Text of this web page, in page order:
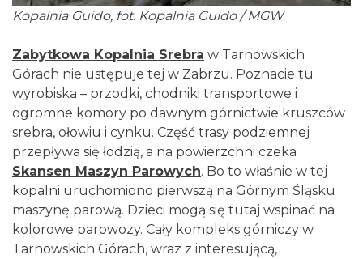
Kopalnia Guido, fot. Kopalnia Guido / MGW
Zabytkowa Kopalnia Srebra w Tarnowskich
Górach nie ustępuje tej w Zabrzu. Poznacie tu
wyrobiska – przodki, chodniki transportowe i
ogromne komory po dawnym górnictwie kruszców
srebra, ołowiu i cynku. Część trasy podziemnej
przepływa się łodzią, a na powierzchni czeka
Skansen Maszyn Parowych. Bo to właśnie w tej
kopalni uruchomiono pierwszą na Górnym Śląsku
maszynę parową. Dzieci mogą się tutaj wspinać na
kolorowe parowozy. Cały kompleks górniczy w
Tarnowskich Górach, wraz z interesującą,